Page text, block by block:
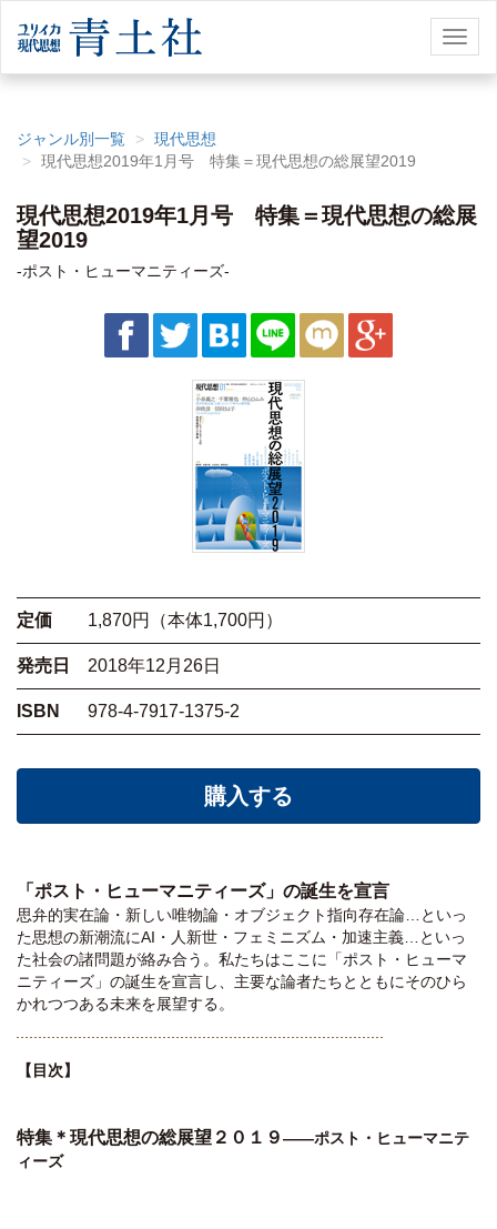
ジャンル別一覧
現代思想
現代思想2019年1月号 特集＝現代思想の総展望2019
現代思想2019年1月号 特集＝現代思想の総展
望2019
-ポスト・ヒューマニティーズ-
定価 1,870円（本体1,700円）
発売日 2018年12月26日
ISBN 978-4-7917-1375-2
購入する
「ポスト・ヒューマニティーズ」の誕生を宣言
思弁的実在論・新しい唯物論・オブジェクト指向存在論…といっ
た思想の新潮流にAI・人新世・フェミニズム・加速主義…といっ
た社会の諸問題が絡み合う。私たちはここに「ポスト・ヒューマ
ニティーズ」の誕生を宣言し、主要な論者たちとともにそのひら
かれつつある未来を展望する。
【目次】
特集＊現代思想の総展望２０１９――ポスト・ヒューマニテ
ィーズ